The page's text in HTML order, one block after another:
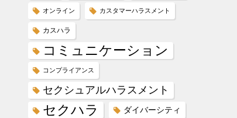
オンライン カスタマーハラスメント
カスハラ
コミュニケーション
コンプライアンス
セクシュアルハラスメント
セクハラ ダイバーシティ